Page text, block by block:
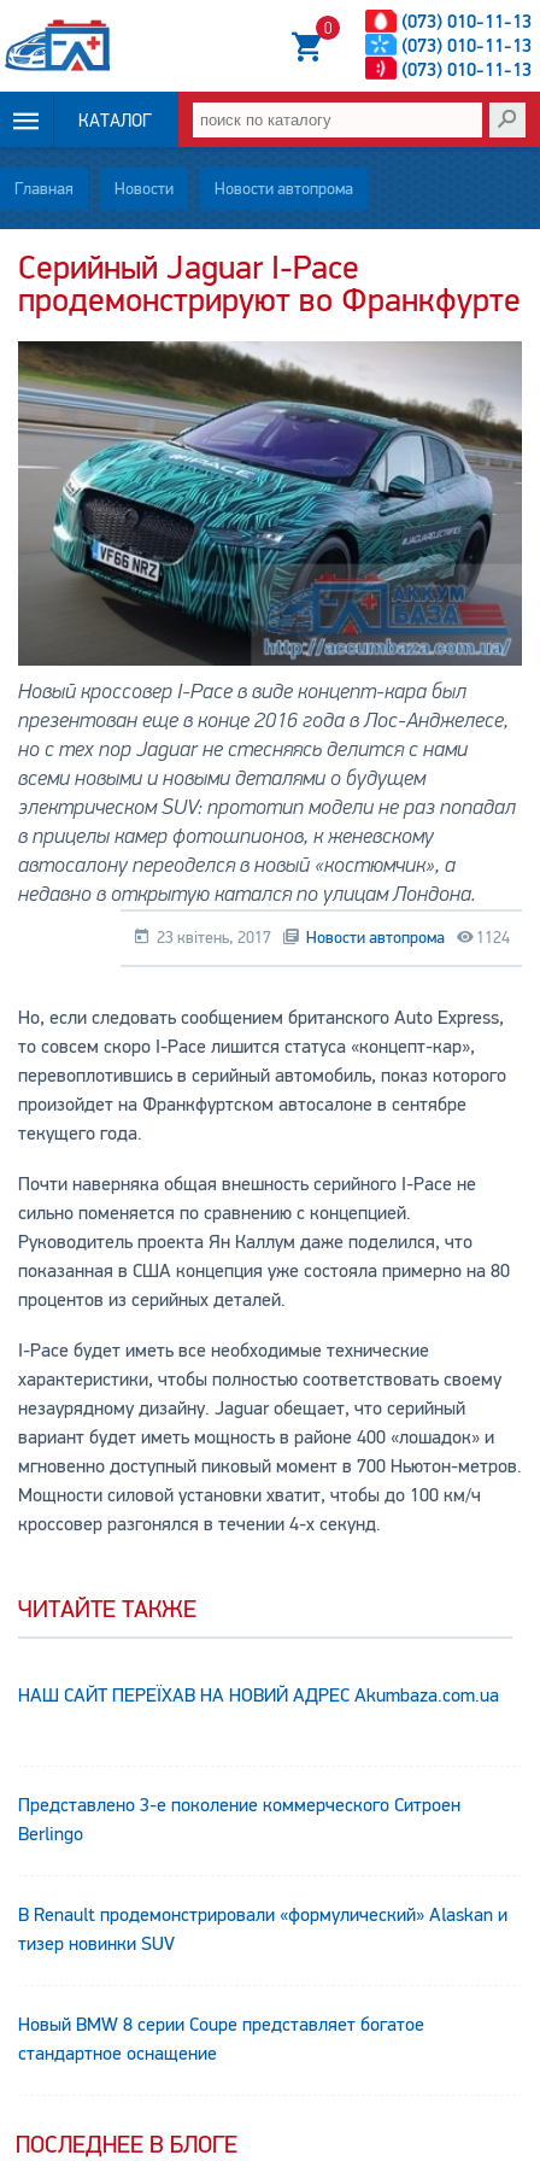
(073) 010-11-13
(073) 010-11-13
(073) 010-11-13
0
КАТАЛОГ
ОПЛАТА И
ДОСТАВКА
НОВОСТИ
СТАТЬИ
О НАС
КОНТАКТЫ
Главная Новости Новости автопрома
Серийный Jaguar I-Pace
продемонстрируют во Франкфурте
Новый кроссовер I-Pace в виде концепт-кара был
презентован еще в конце 2016 года в Лос-Анджелесе,
но с тех пор Jaguar не стесняясь делится с нами
всеми новыми и новыми деталями о будущем
электрическом SUV: прототип модели не раз попадал
в прицелы камер фотошпионов, к женевскому
автосалону переоделся в новый «костюмчик», а
недавно в открытую катался по улицам Лондона.
23 квітень, 2017 Новости автопрома 1124
Но, если следовать сообщением британского Auto Express,
то совсем скоро I-Pace лишится статуса «концепт-кар»,
перевоплотившись в серийный автомобиль, показ которого
произойдет на Франкфуртском автосалоне в сентябре
текущего года.
Почти наверняка общая внешность серийного I-Pace не
сильно поменяется по сравнению с концепцией.
Руководитель проекта Ян Каллум даже поделился, что
показанная в США концепция уже состояла примерно на 80
процентов из серийных деталей.
I-Pace будет иметь все необходимые технические
характеристики, чтобы полностью соответствовать своему
незаурядному дизайну. Jaguar обещает, что серийный
вариант будет иметь мощность в районе 400 «лошадок» и
мгновенно доступный пиковый момент в 700 Ньютон-метров.
Мощности силовой установки хватит, чтобы до 100 км/ч
кроссовер разгонялся в течении 4-х секунд.
ЧИТАЙТЕ ТАКЖЕ
НАШ САЙТ ПЕРЕЇХАВ НА НОВИЙ АДРЕС Аkumbaza.com.ua
Представлено 3-е поколение коммерческого Ситроен
Berlingo
В Renault продемонстрировали «формулический» Alaskan и
тизер новинки SUV
Новый BMW 8 серии Coupe представляет богатое
стандартное оснащение
ПОСЛЕДНЕЕ В БЛОГЕ